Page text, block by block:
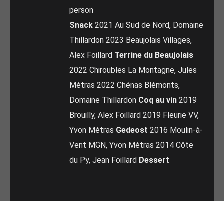
person
Snack 2021 Au Sud de Nord, Domaine
Thillardon 2023 Beaujolais Villages,
Alex Foillard Terrine du Beaujolais
2022 Chiroubles La Montagne, Jules
Métras 2022 Chénas Blémonts,
Domaine Thillardon Coq au vin 2019
Brouilly, Alex Foillard 2019 Fleurie VV,
Yvon Métras Gedeost 2016 Moulin-à-
Vent MGN, Yvon Métras 2014 Côte
du Py, Jean Foillard Dessert